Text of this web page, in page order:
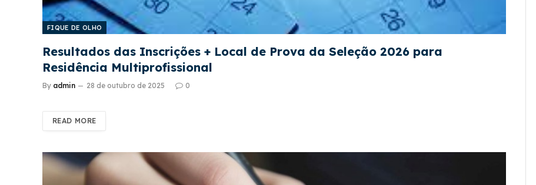
FIQUE DE OLHO
Resultados das Inscrições + Local de Prova da Seleção 2026 para
Residência Multiprofissional
By admin 28 de outubro de 2025 0
READ MORE